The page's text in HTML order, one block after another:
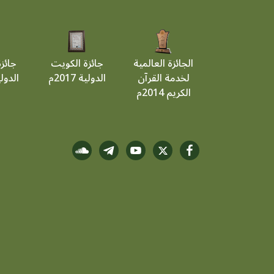
الجائزة العالمية
لخدمة القرآن
الكريم 2014م
جائزة الكويت
الدولية 2017م